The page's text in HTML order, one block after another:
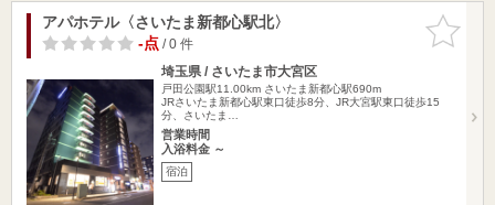
お気に入
りに追加
アパホテル〈さいたま新都心駅北〉
-点/ 0 件
埼玉県 / さいたま市大宮区
戸田公園駅11.00km さいたま新都心駅690m
JRさいたま新都心駅東口徒歩8分、JR大宮駅東口徒歩15
分、さいたま…
営業時間
入浴料金 ～
宿泊